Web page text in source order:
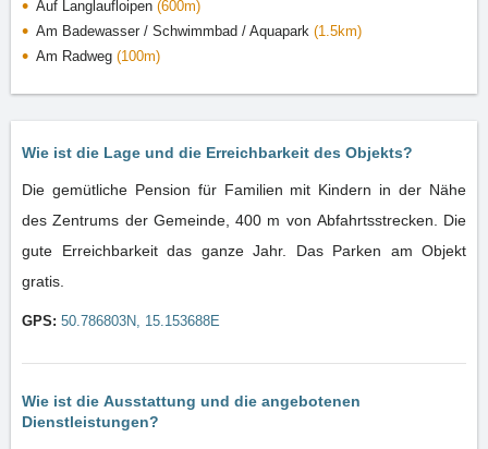
Auf Langlaufloipen (600m)
Am Badewasser / Schwimmbad / Aquapark (1.5km)
Am Radweg (100m)
Wie ist die Lage und die Erreichbarkeit des Objekts?
Die gemütliche Pension für Familien mit Kindern in der Nähe
des Zentrums der Gemeinde, 400 m von Abfahrtsstrecken. Die
gute Erreichbarkeit das ganze Jahr. Das Parken am Objekt
gratis.
GPS: 50.786803N, 15.153688E
Wie ist die Ausstattung und die angebotenen
Dienstleistungen?